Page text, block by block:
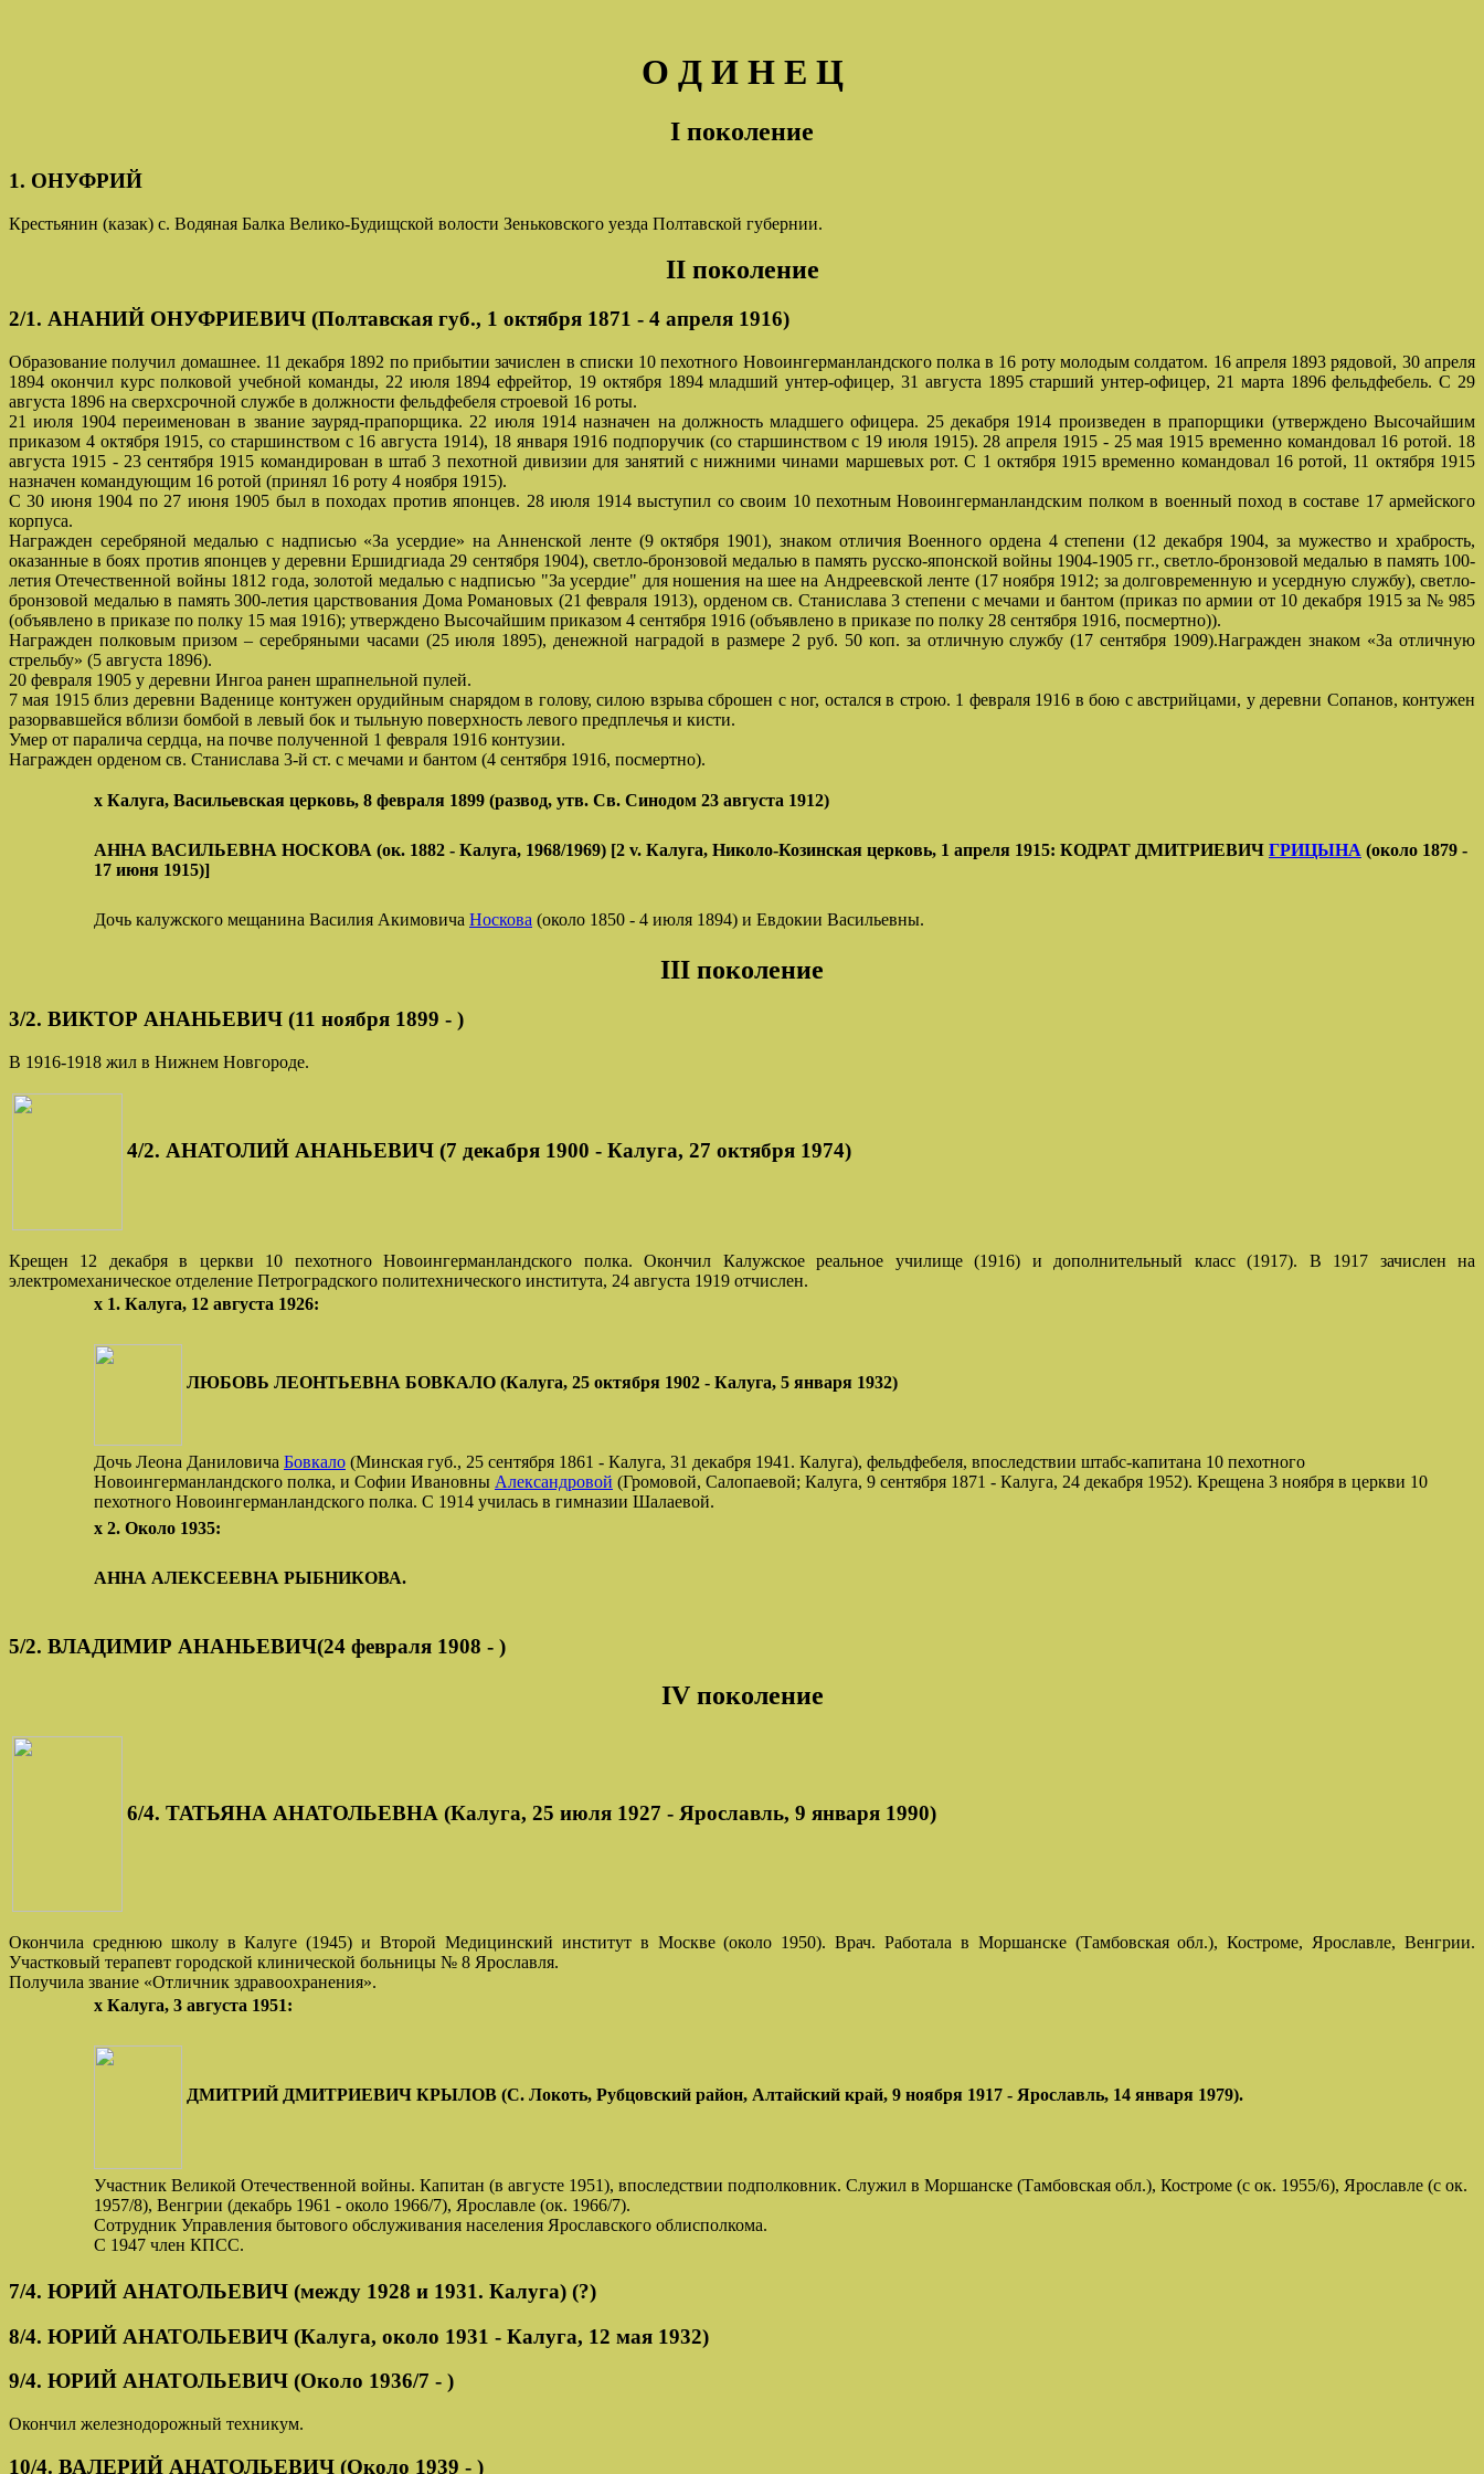
О Д И Н Е Ц
I поколение
1. ОНУФРИЙ
Крестьянин (казак) с. Водяная Балка Велико-Будищской волости Зеньковского уезда Полтавской губернии.
II поколение
2/1. АНАНИЙ ОНУФРИЕВИЧ (Полтавская губ., 1 октября 1871 - 4 апреля 1916)
Образование получил домашнее. 11 декабря 1892 по прибытии зачислен в списки 10 пехотного Новоингерманландского полка в 16 роту молодым солдатом. 16 апреля 1893 рядовой, 30 апреля
1894 окончил курс полковой учебной команды, 22 июля 1894 ефрейтор, 19 октября 1894 младший унтер-офицер, 31 августа 1895 старший унтер-офицер, 21 марта 1896 фельдфебель. С 29
августа 1896 на сверхсрочной службе в должности фельдфебеля строевой 16 роты.
21 июля 1904 переименован в звание зауряд-прапорщика. 22 июля 1914 назначен на должность младшего офицера. 25 декабря 1914 произведен в прапорщики (утверждено Высочайшим
приказом 4 октября 1915, со старшинством с 16 августа 1914), 18 января 1916 подпоручик (со старшинством с 19 июля 1915). 28 апреля 1915 - 25 мая 1915 временно командовал 16 ротой. 18
августа 1915 - 23 сентября 1915 командирован в штаб 3 пехотной дивизии для занятий с нижними чинами маршевых рот. С 1 октября 1915 временно командовал 16 ротой, 11 октября 1915
назначен командующим 16 ротой (принял 16 роту 4 ноября 1915).
С 30 июня 1904 по 27 июня 1905 был в походах против японцев. 28 июля 1914 выступил со своим 10 пехотным Новоингерманландским полком в военный поход в составе 17 армейского
корпуса.
Награжден серебряной медалью с надписью «За усердие» на Анненской ленте (9 октября 1901), знаком отличия Военного ордена 4 степени (12 декабря 1904, за мужество и храбрость,
оказанные в боях против японцев у деревни Ершидгиада 29 сентября 1904), светло-бронзовой медалью в память русско-японской войны 1904-1905 гг., светло-бронзовой медалью в память 100-
летия Отечественной войны 1812 года, золотой медалью с надписью "За усердие" для ношения на шее на Андреевской ленте (17 ноября 1912; за долговременную и усердную службу), светло-
бронзовой медалью в память 300-летия царствования Дома Романовых (21 февраля 1913), орденом св. Станислава 3 степени с мечами и бантом (приказ по армии от 10 декабря 1915 за № 985
(объявлено в приказе по полку 15 мая 1916); утверждено Высочайшим приказом 4 сентября 1916 (объявлено в приказе по полку 28 сентября 1916, посмертно)).
Награжден полковым призом – серебряными часами (25 июля 1895), денежной наградой в размере 2 руб. 50 коп. за отличную службу (17 сентября 1909).Награжден знаком «За отличную
стрельбу» (5 августа 1896).
20 февраля 1905 у деревни Ингоа ранен шрапнельной пулей.
7 мая 1915 близ деревни Ваденице контужен орудийным снарядом в голову, силою взрыва сброшен с ног, остался в строю. 1 февраля 1916 в бою с австрийцами, у деревни Сопанов, контужен
разорвавшейся вблизи бомбой в левый бок и тыльную поверхность левого предплечья и кисти.
Умер от паралича сердца, на почве полученной 1 февраля 1916 контузии.
Награжден орденом св. Станислава 3-й ст. с мечами и бантом (4 сентября 1916, посмертно).
х Калуга, Васильевская церковь, 8 февраля 1899 (развод, утв. Св. Синодом 23 августа 1912)
АННА ВАСИЛЬЕВНА НОСКОВА (ок. 1882 - Калуга, 1968/1969) [2 v. Калуга, Николо-Козинская церковь, 1 апреля 1915: КОДРАТ ДМИТРИЕВИЧ ГРИЦЫНА (около 1879 -
17 июня 1915)]
Дочь калужского мещанина Василия Акимовича Носкова (около 1850 - 4 июля 1894) и Евдокии Васильевны.
III поколение
3/2. ВИКТОР АНАНЬЕВИЧ (11 ноября 1899 - )
В 1916-1918 жил в Нижнем Новгороде.
4/2. АНАТОЛИЙ АНАНЬЕВИЧ (7 декабря 1900 - Калуга, 27 октября 1974)
Крещен 12 декабря в церкви 10 пехотного Новоингерманландского полка. Окончил Калужское реальное училище (1916) и дополнительный класс (1917). В 1917 зачислен на
электромеханическое отделение Петроградского политехнического института, 24 августа 1919 отчислен.
х 1. Калуга, 12 августа 1926:
ЛЮБОВЬ ЛЕОНТЬЕВНА БОВКАЛО (Калуга, 25 октября 1902 - Калуга, 5 января 1932)
Дочь Леона Даниловича Бовкало (Минская губ., 25 сентября 1861 - Калуга, 31 декабря 1941. Калуга), фельдфебеля, впоследствии штабс-капитана 10 пехотного
Новоингерманландского полка, и Софии Ивановны Александровой (Громовой, Салопаевой; Калуга, 9 сентября 1871 - Калуга, 24 декабря 1952). Крещена 3 ноября в церкви 10
пехотного Новоингерманландского полка. С 1914 училась в гимназии Шалаевой.
х 2. Около 1935:
АННА АЛЕКСЕЕВНА РЫБНИКОВА.
5/2. ВЛАДИМИР АНАНЬЕВИЧ(24 февраля 1908 - )
IV поколение
6/4. ТАТЬЯНА АНАТОЛЬЕВНА (Калуга, 25 июля 1927 - Ярославль, 9 января 1990)
Окончила среднюю школу в Калуге (1945) и Второй Медицинский институт в Москве (около 1950). Врач. Работала в Моршанске (Тамбовская обл.), Костроме, Ярославле, Венгрии.
Участковый терапевт городской клинической больницы № 8 Ярославля.
Получила звание «Отличник здравоохранения».
х Калуга, 3 августа 1951:
ДМИТРИЙ ДМИТРИЕВИЧ КРЫЛОВ (С. Локоть, Рубцовский район, Алтайский край, 9 ноября 1917 - Ярославль, 14 января 1979).
Участник Великой Отечественной войны. Капитан (в августе 1951), впоследствии подполковник. Служил в Моршанске (Тамбовская обл.), Костроме (с ок. 1955/6), Ярославле (с ок.
1957/8), Венгрии (декабрь 1961 - около 1966/7), Ярославле (ок. 1966/7).
Сотрудник Управления бытового обслуживания населения Ярославского облисполкома.
С 1947 член КПСС.
7/4. ЮРИЙ АНАТОЛЬЕВИЧ (между 1928 и 1931. Калуга) (?)
8/4. ЮРИЙ АНАТОЛЬЕВИЧ (Калуга, около 1931 - Калуга, 12 мая 1932)
9/4. ЮРИЙ АНАТОЛЬЕВИЧ (Около 1936/7 - )
Окончил железнодорожный техникум.
10/4. ВАЛЕРИЙ АНАТОЛЬЕВИЧ (Около 1939 - )